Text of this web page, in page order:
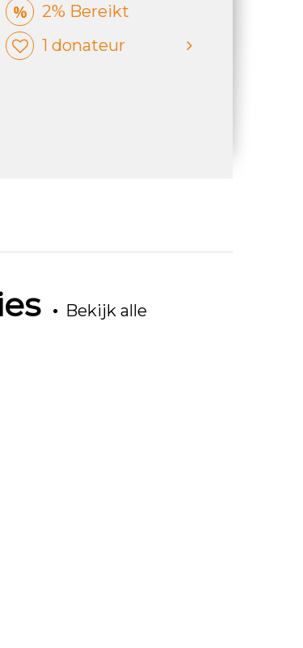
2% Bereikt
1 donateur
Bekijk alle